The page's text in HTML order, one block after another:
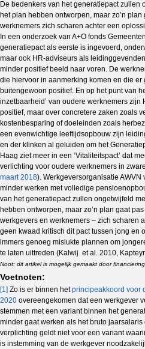
De bedenkers van het generatiepact zullen
het plan hebben ontworpen, maar zo’n
werknemers zich scharen achter een
In een onderzoek van A+O fonds
generatiepact als eerste is ingevoerd,
maar ook HR-adviseurs als
minder positief beeld naar voren. De
die hiervoor in aanmerking komen en die er
buitengewoon positief. En op het punt van
inzetbaarheid’ van oudere werknemers
positief, maar over concretere zaken zoals
kostenbesparing of doeleinden zoals
een evenwichtige leeftijdsopbouw zijn
en der klinken al geluiden om het
Haag ziet meer in een ‘Vitaliteitspact’ dat
verlichting voor oudere werknemers in
maart 2018). Werkgeversorganisatie
minder werken met volledige
van het generatiepact zullen ongetwijfeld
hebben ontworpen, maar zo’n plan gaat
werkgevers en werknemers – zich scharen
geen kwaad kritisch dit pact tussen jong en
immers genoeg mislukte plannen om
te laten uittreden (Kalwij et al. 2010,
Noot: dit artikel is mogelijk gemaakt door
Voetnoten:
[1] Zo is er binnen hetprincipeakkoord voor
2020 overeengekomen dat een werkgever
stemmen met een variant binnen het
minder gaat werken als het bruto
verplichting geldt niet voor een variant
is instemming van de werkgever